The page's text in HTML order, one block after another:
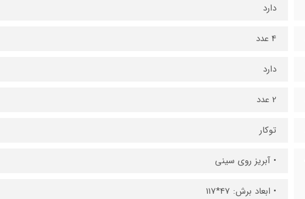
دارد
4 عدد
دارد
2 عدد
توکار
• آبریز روی سینی
• ابعاد برش: 47*117